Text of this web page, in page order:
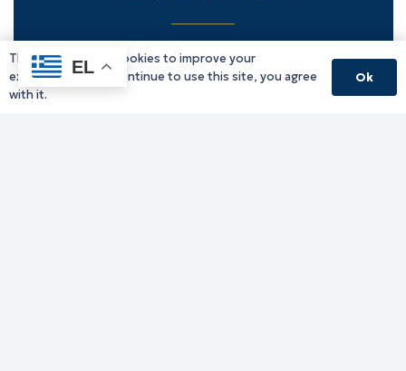
Υπηρεσίες Δράμας
Υπηρεσίες Καβάλας
EL
This website uses cookies to improve your
experience. If you continue to use this site, you agree
with it.
Ok